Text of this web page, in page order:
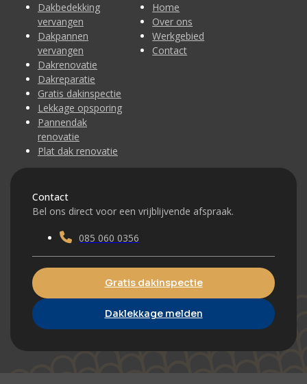
Dakbedekking
vervangen
Dakpannen
vervangen
Dakrenovatie
Dakreparatie
Gratis dakinspectie
Lekkage opsporing
Pannendak
renovatie
Plat dak renovatie
Home
Over ons
Werkgebied
Contact
Contact
Bel ons direct voor een vrijblijvende afspraak.
085 060 0356
Gratis dakinspectie
Daklekkage melden